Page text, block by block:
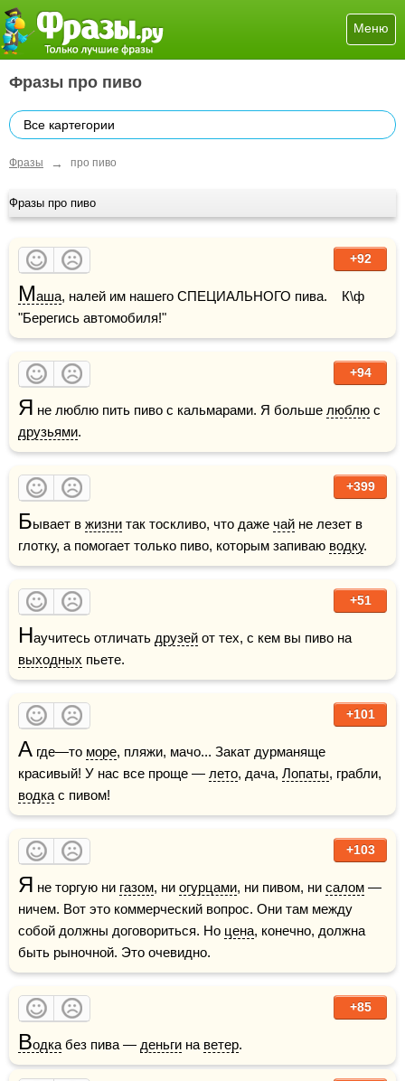
Меню
Фразы про пиво
Все картегории
Фразы → про пиво
Фразы про пиво
+92
Маша, налей им нашего СПЕЦИАЛЬНОГО пива.    К\ф
"Берегись автомобиля!"
+94
Я не люблю пить пиво с кальмарами. Я больше люблю
друзьями.
+399
Бывает в жизни так тоскливо, что даже чай не лезет в
глотку, а помогает только пиво, которым запиваю водку.
+51
Научитесь отличать друзей
выходных пьете.
+101
А где—то море, пляжи, мачо... Закат дурманяще
красивый! У нас все проще — лето, дача, Лопаты
водка с пивом!
+103
Я не торгую ни газом, ни огурцами, ни пивом, ни салом —
ничем. Вот это коммерческий вопрос. Они там между
собой должны договориться. Но цена, конечно, должна
быть рыночной. Это очевидно.
+85
Водка без пива — деньги на ветер.